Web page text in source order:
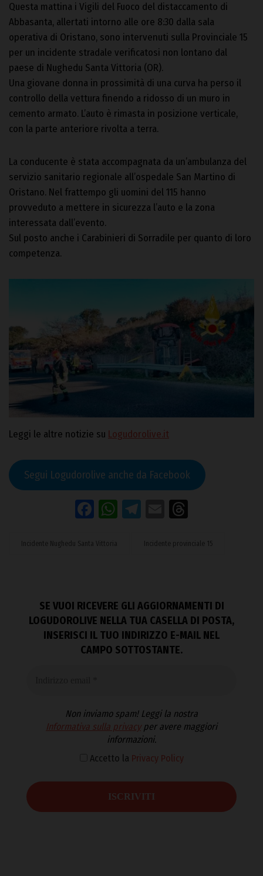
Questa mattina i Vigili del Fuoco del distaccamento di
Abbasanta, allertati intorno alle ore 8:30 dalla sala
operativa di Oristano, sono intervenuti sulla Provinciale 15
per un incidente stradale verificatosi non lontano dal
paese di Nughedu Santa Vittoria (OR).
Una giovane donna in prossimità di una curva ha perso il
controllo della vettura finendo a ridosso di un muro in
cemento armato. L’auto è rimasta in posizione verticale,
con la parte anteriore rivolta a terra.
La conducente è stata accompagnata da un’ambulanza del
servizio sanitario regionale all’ospedale San Martino di
Oristano. Nel frattempo gli uomini del 115 hanno
provveduto a mettere in sicurezza l’auto e la zona
interessata dall’evento.
Sul posto anche i Carabinieri di Sorradile per quanto di loro
competenza.
Leggi le altre notizie su Logudorolive.it
Segui Logudorolive anche da Facebook
Facebook
WhatsApp
Telegram
Email
Incidente Nughedu Santa Vittoria Incidente provinciale 15
SE VUOI RICEVERE GLI AGGIORNAMENTI DI
LOGUDOROLIVE NELLA TUA CASELLA DI POSTA,
INSERISCI IL TUO INDIRIZZO E-MAIL NEL
CAMPO SOTTOSTANTE.
Non inviamo spam! Leggi la nostra
Informativa sulla privacyper avere maggiori
informazioni.
Accetto la Privacy Policy